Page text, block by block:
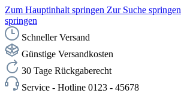
Zum Hauptinhalt springen Zur Suche springen
springen
Schneller Versand
Günstige Versandkosten
30 Tage Rückgaberecht
Service - Hotline 0123 - 45678